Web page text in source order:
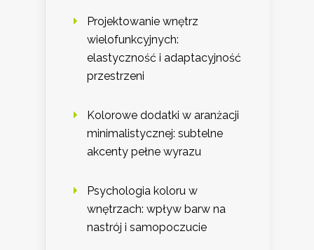
Projektowanie wnętrz
wielofunkcyjnych:
elastyczność i adaptacyjność
przestrzeni
Kolorowe dodatki w aranżacji
minimalistycznej: subtelne
akcenty pełne wyrazu
Psychologia koloru w
wnętrzach: wpływ barw na
nastrój i samopoczucie